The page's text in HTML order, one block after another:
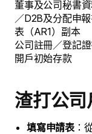
董事及公司秘書
／D2B及分配申
表（AR1）副本
公司註冊／登記
開戶初始存款
渣打公
填寫申請表：